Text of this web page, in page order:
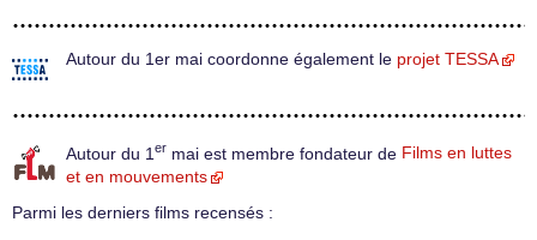
Autour du 1er mai coordonne également le projet TESSA
Autour du 1 er mai est membre fondateur de Films en luttes
et en mouvements
Parmi les derniers films recensés :